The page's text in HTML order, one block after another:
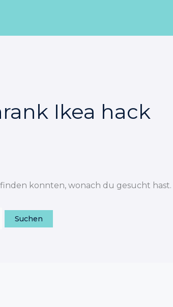
Ikea hack
finden konnten, wonach du gesucht